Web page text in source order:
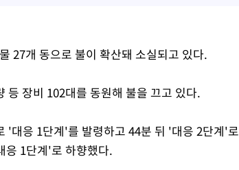
27개 동으로 불이 확산돼 소실되고 있다.
등 장비 102대를 동원해 불을 끄고 있다.
'대응 1단계'를 발령하고 44분 뒤 '대응 2단계'로
응 1단계'로 하향했다.